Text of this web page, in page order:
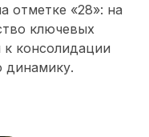
отметке «28»: на
ключевых
консолидации
динамику.